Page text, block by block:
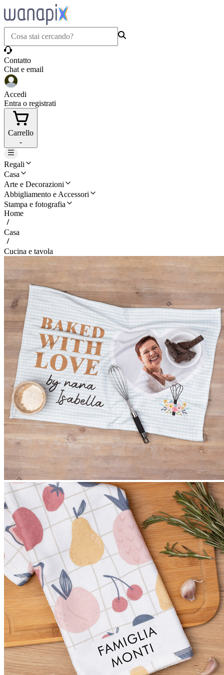
Contatto
Chat e email
Accedi
Entra o registrati
Carrello
-
Regali
Casa
Arte e Decorazioni
Abbigliamento e Accessori
Stampa e fotografia
Home
Casa
Cucina e tavola